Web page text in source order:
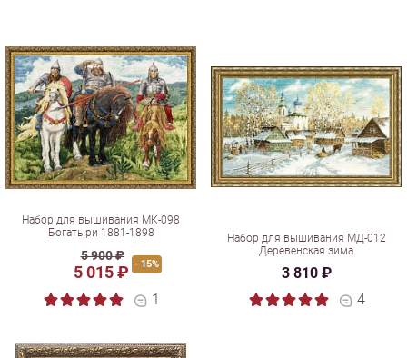
Набор для вышивания МК-098
Богатыри 1881-1898
5 900 ₽
5 015 ₽ - 15%
1
Набор для вышивания МД-012
Деревенская зима
3 810 ₽
4